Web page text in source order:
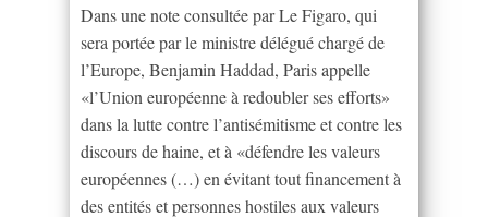
Dans une note consultée par Le Figaro, qui
sera portée par le ministre délégué chargé de
l’Europe, Benjamin Haddad, Paris appelle
«l’Union européenne à redoubler ses efforts»
dans la lutte contre l’antisémitisme et contre les
discours de haine, et à «défendre les valeurs
européennes (…) en évitant tout financement à
des entités et personnes hostiles aux valeurs